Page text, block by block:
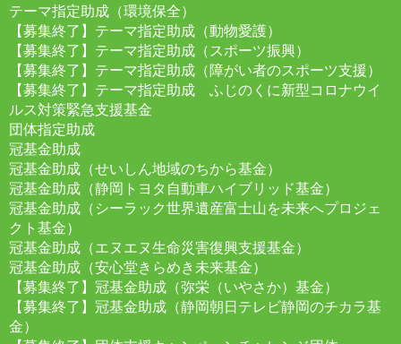
テーマ指定助成（環境保全）
【募集終了】テーマ指定助成（動物愛護）
【募集終了】テーマ指定助成（スポーツ振興）
【募集終了】テーマ指定助成（障がい者のスポーツ支援）
【募集終了】テーマ指定助成 ふじのくに新型コロナウイ
ルス対策緊急支援基金
団体指定助成
冠基金助成
冠基金助成（せいしん地域のちから基金）
冠基金助成（静岡トヨタ自動車ハイブリッド基金）
冠基金助成（シーラック世界遺産富士山を未来へプロジェ
クト基金）
冠基金助成（エヌエヌ生命災害復興支援基金）
冠基金助成（安心堂きらめき未来基金）
【募集終了】冠基金助成（弥栄（いやさか）基金）
【募集終了】冠基金助成（静岡朝日テレビ静岡のチカラ基
金）